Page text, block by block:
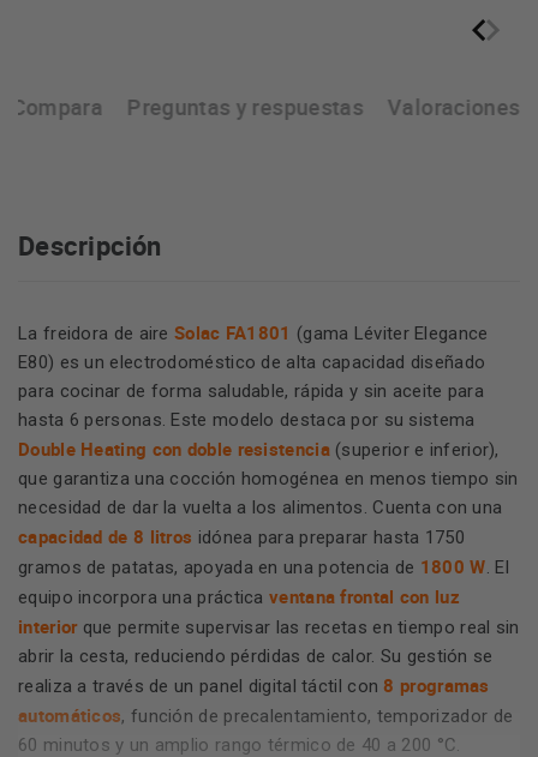
Compara Preguntas y respuestas Valoraciones
Descripción
La freidora de aire Solac FA1801 (gama Léviter Elegance
E80) es un electrodoméstico de alta capacidad diseñado
para cocinar de forma saludable, rápida y sin aceite para
hasta 6 personas. Este modelo destaca por su sistema
Double Heating con doble resistencia(superior e inferior),
que garantiza una cocción homogénea en menos tiempo sin
necesidad de dar la vuelta a los alimentos. Cuenta con una
capacidad de 8 litros idónea para preparar hasta 1750
gramos de patatas, apoyada en una potencia de 1800 W. El
equipo incorpora una prácticaventana frontal con luz
interiorque permite supervisar las recetas en tiempo real sin
abrir la cesta, reduciendo pérdidas de calor. Su gestión se
realiza a través de un panel digital táctil con8 programas
automáticos, función de precalentamiento, temporizador de
60 minutos y un amplio rango térmico de 40 a 200 °C.